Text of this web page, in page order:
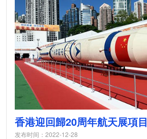
香港迎回歸20周年航天展項目
发布时间：2022-12-28